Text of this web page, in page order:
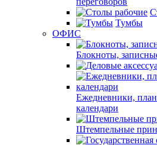
Тумбы
ОФИС
Блокноты,
Ежедневники,
календари
Штемпельные